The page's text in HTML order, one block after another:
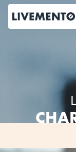
Aller
contenu